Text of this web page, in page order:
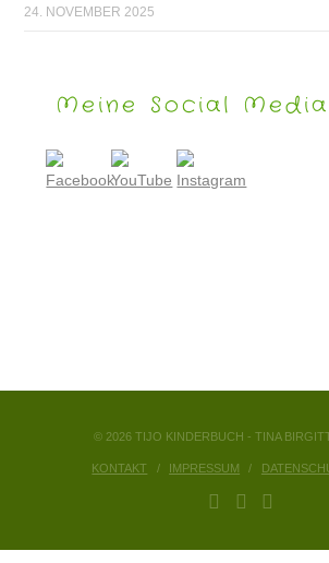
24. NOVEMBER 2025
Meine Social
© 2026 TIJO KINDERBUCH - TINA
KONTAKT IMPRESSUM